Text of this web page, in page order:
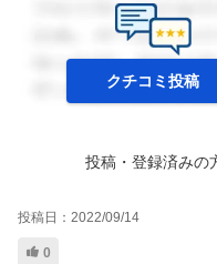
クチコミ投稿
投稿・登録済みの
投稿日： 2022/09/14
0